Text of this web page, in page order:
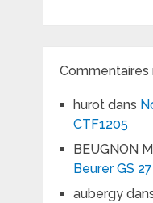
Commentaires
hurotdans
CTF1205
BEUGNON
Beurer GS
aubergy